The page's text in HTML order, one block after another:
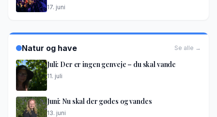
17. juni
Natur og have Se alle →
Juli: Der er ingen genveje – du skal vande
11. juli
Juni: Nu skal der gødes og vandes
13. juni